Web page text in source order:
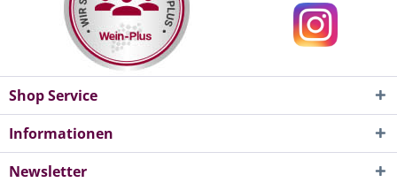
Shop Service
Informationen
Newsletter